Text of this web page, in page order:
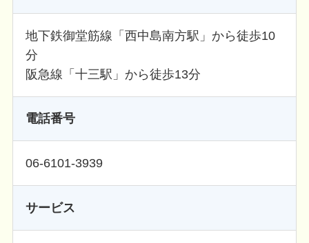
地下鉄御堂筋線「西中島南方駅」から徒歩10
分
阪急線「十三駅」から徒歩13分
電話番号
06-6101-3939
サービス